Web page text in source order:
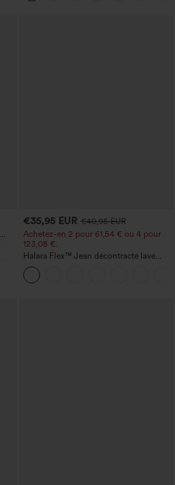
+11
€35,95 EUR €40,95 EUR
Achetez-en 2 pour 61,54 € ou 4 pour
123,08 €.
Halara Flex™ Jean décontracté lavé
taille haute à poche croisée